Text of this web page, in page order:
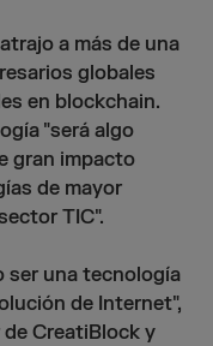
a más de una
globales
en blockchain.
"será algo
gran impacto
de mayor
TIC".
ser una tecnología
de Internet",
CreatiBlock y